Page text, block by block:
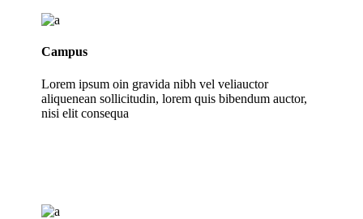
Campus
Lorem ipsum oin gravida nibh vel veliauctor
aliquenean sollicitudin, lorem quis bibendum auctor,
nisi elit consequa